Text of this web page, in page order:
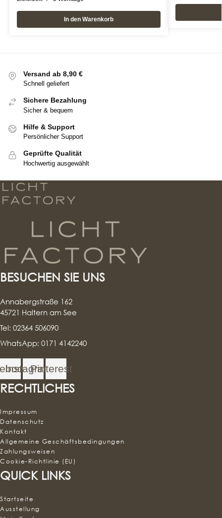
In den Warenkorb
Versand ab 8,90 €
Schnell geliefert
Sichere Bezahlung
Sicher & bequem
Hilfe & Support
Persönlicher Support
Geprüfte Qualität
Hochwertig ausgewählt
BESUCHEN SIE UNS
Annabergstraße 162
45721 Haltern am See
Tel: 02364 506090
WhatsApp: 0171 4142240
Instagram
Pinterest
RECHTLICHES
Impressum
Datenschutz
Kontakt
Allgemeine Geschäftsbedingungen
Zahlungsweisen
Cookie-Richtlinie (EU)
QUICK LINKS
Startseite
Ausstellung